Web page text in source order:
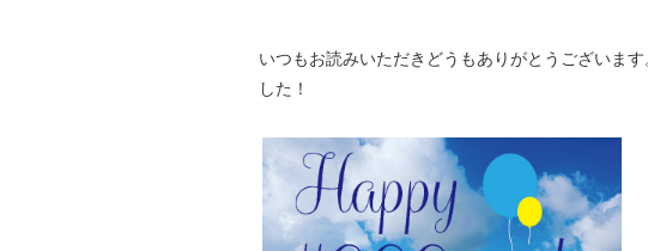
いつもお読みいただきどうもありがとうございま
した！